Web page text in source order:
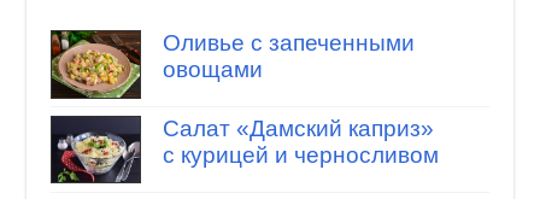
Оливье с запеченными
овощами
Салат «Дамский каприз»
с курицей и черносливом